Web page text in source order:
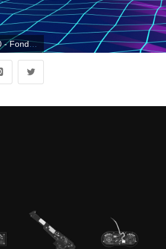
3840x2160 - Fondo de pantalla 3840x2160. Imágen 4K Ultra HD aesthetic PC.